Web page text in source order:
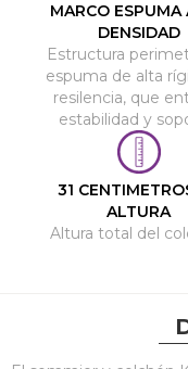
MARCO ESPUMA
DENSIDAD
Estructura
espuma de alta
resilencia, que
estabilidad y
31
ALTURA
Altura total del